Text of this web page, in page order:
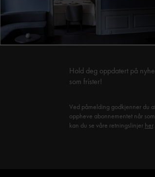
Hold deg oppdatert på
som frister!
Ved påmelding godkjenner du
oppheve abonnementet når
kan du se våre retningslinjer her.